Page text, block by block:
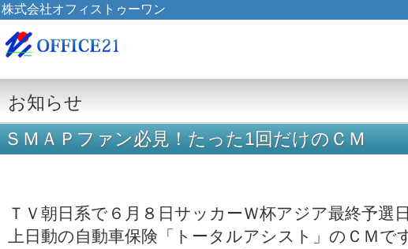
株式会社オフィストゥーワン
お知らせ
ＳＭＡＰファン必見！たった1回だけのＣＭ
ＴＶ朝日系で６月８日サッカーＷ杯アジア最終予
上日動の自動車保険「トータルアシスト」のＣＭ